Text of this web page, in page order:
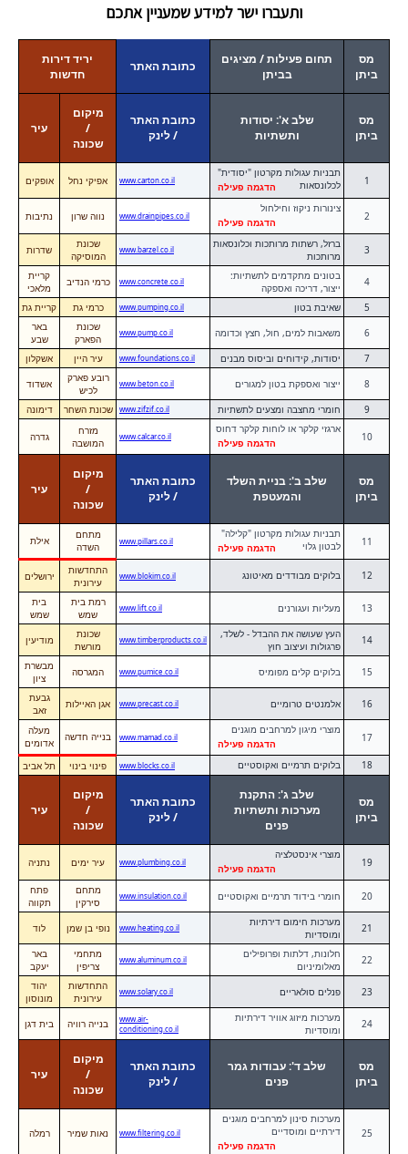
ותעברו ישר למידע שמעניין אתכם
יריד דירות
חדשות
כתובת האתר
תחום פעילות / מציגים
בביתן
מס
ביתן
עיר
מיקום
/
שכונה
כתובת האתר
/ לינק
שלב א': יסודות
ותשתיות
מס
ביתן
אופקים אפיקי נחל www.carton.co.il
תבניות עגולות מקרטון "יסודית"
לכלונסאות
הדגמה פעילה 1
נתיבות נווה שרון www.drainpipes.co.il
צינורות ניקוז וחילחול
הדגמה פעילה
2
שדרות
שכונת
המוסיקה
www.barzel.co.il
ברזל, רשתות מרותכות וכלונסאות
מרותכות
3
קריית
מלאכי
כרמי הנדיב www.concrete.co.il
בטונים מתקדמים לתשתיות:
ייצור, דריכה ואספקה
4
קריית גת
כרמי גת www.pumping.co.il שאיבת בטון
5
באר
שבע
שכונת
הפארק
www.pump.co.il משאבות למים, חול, חצץ וכדומה
6
אשקלון
עיר היין www.foundations.co.il יסודות, קידוחים וביסוס מבנים
7
אשדוד
רובע פארק
לכיש
www.beton.co.il ייצור ואספקת בטון למגורים
8
דימונה
שכונת השחר www.zifzif.co.il חומרי מחצבה ומצעים לתשתיות 9
גדרה
מזרח
המושבה
www.calcar.co.il
ארגזי קלקר או לוחות קלקר דחוס
הדגמה פעילה
10
עיר
מיקום
/
שכונה
כתובת האתר
/ לינק
שלב ב': בניית השלד
והמעטפת
מס
ביתן
אילת
מתחם
השדה
www.pillars.co.il
תבניות עגולות מקרטון "קלילה"
לבטון גלוי
הדגמה פעילה 11
ירושלים
התחדשות
עירונית
www.blokim.co.il בלוקים מבודדים מאיטונג 12
בית
שמש
רמת בית
שמש
www.lift.co.il מעליות ועגורנים 13
מודיעין
שכונת
מורשת
www.timberproducts.co.il
העץ שעושה את ההבדל - לשלד,
פרגולות ועיצוב חוץ
14
מבשרת
ציון
המגרסה www.pumice.co.il בלוקים קלים מפומיס
15
גבעת
זאב
אגן האיילות www.precast.co.il אלמנטים טרומיים 16
מעלה
אדומים
בנייה חדשה www.mamad.co.il
מוצרי מיגון למרחבים מוגנים
הדגמה פעילה
17
תל אביב פינוי בינוי www.blocks.co.il בלוקים תרמיים ואקוסטיים 18
עיר
מיקום
/
שכונה
כתובת האתר
/ לינק
שלב ג': התקנת
מערכות ותשתיות
פנים
מס
ביתן
נתניה עיר ימים www.plumbing.co.il
מוצרי אינסטלציה
הדגמה פעילה
19
פתח
תקווה
מתחם
סירקין
www.insulation.co.il חומרי בידוד תרמיים ואקוסטיים 20
לוד נופי בן שמן www.heating.co.il
מערכות חימום דירתיות
ומוסדיות
21
באר
יעקב
מתחמי
צריפין
www.aluminum.co.il
חלונות, דלתות ופרופילים
מאלומיניום
22
יהוד
מונוסון
התחדשות
עירונית
www.solary.co.il פנלים סולאריים 23
בית דגן בנייה רוויה
www.air-
conditioning.co.il
מערכות מיזוג אוויר דירתיות
ומוסדיות
24
עיר
מיקום
/
שכונה
כתובת האתר
/ לינק
שלב ד': עבודות גמר
פנים
מס
ביתן
רמלה נאות שמיר www.filtering.co.il
מערכות סינון למרחבים מוגנים
דירתיים ומוסדיים
הדגמה פעילה
25